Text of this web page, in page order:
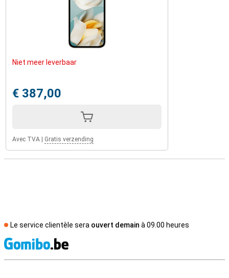
Niet meer leverbaar
€ 387,00
Avec TVA Gratis verzending
Le service clientèle sera ouvert demain à 09.00 heures